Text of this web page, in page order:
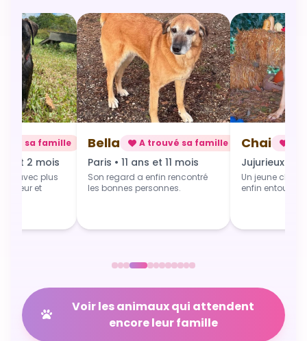
sa famille
et 2 mois
avec plus
et
Bella A trouvé sa famille
Paris • 11 ans et 11 mois
Son regard a enfin rencontré
les bonnes personnes.
Chai
Jujurieux • 1
Un jeune
enfin entouré
Voir les animaux qui attendent
encore leur famille